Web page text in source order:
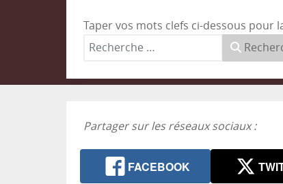
Taper vos mots clefs ci-dessous pour
Partager sur les réseaux sociaux :
FACEBOOK